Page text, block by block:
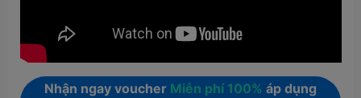
Nhận ngay voucher Miễn phí 100% áp dụng